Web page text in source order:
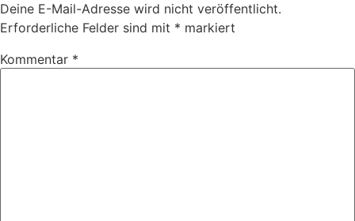
Deine E-Mail-Adresse wird nicht veröffentlicht.
Erforderliche Felder sind mit * markiert
Kommentar *